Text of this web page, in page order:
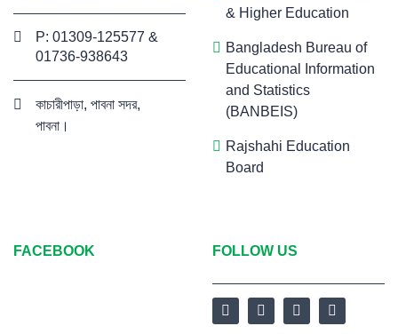
P: 01309-125577 &
01736-938643
কাচারীপাড়া, পাবনা সদর,
পাবনা।
& Higher Education
Bangladesh Bureau of
Educational Information
and Statistics
(BANBEIS)
Rajshahi Education
Board
FACEBOOK FOLLOW US